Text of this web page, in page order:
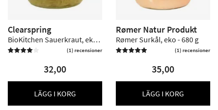
Clearspring
BioKitchen Sauerkraut, eko -
350 g
 (1) recensioner
32,00
LÄGG I KORG
Rømer Natur Produkt
Rømer Surkål, eko - 680 g
 (1) recensioner
35,00
LÄGG I KORG